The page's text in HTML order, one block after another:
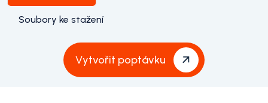
Soubory ke stažení
Vytvořit poptávku